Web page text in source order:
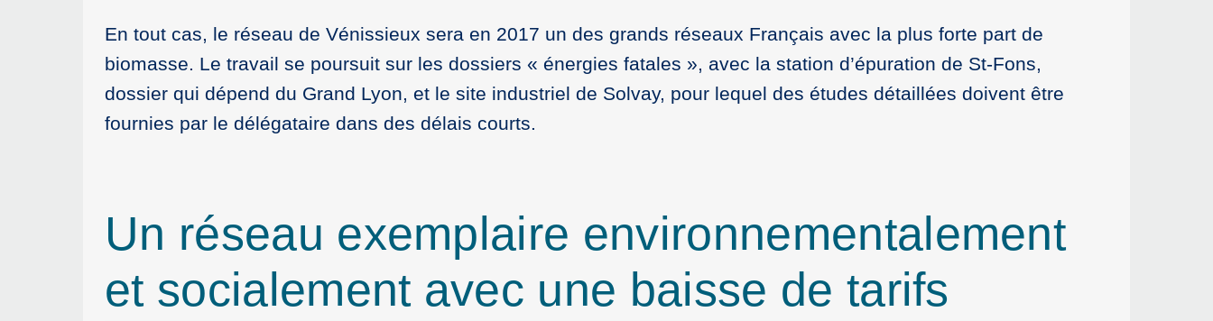
En tout cas, le réseau de Vénissieux sera en 2017 un des grands réseaux Français avec la plus forte part de
biomasse. Le travail se poursuit sur les dossiers « énergies fatales », avec la station d’épuration de St-Fons,
dossier qui dépend du Grand Lyon, et le site industriel de Solvay, pour lequel des études détaillées doivent être
fournies par le délégataire dans des délais courts.
Un réseau exemplaire environnementalement
et socialement avec une baisse de tarifs